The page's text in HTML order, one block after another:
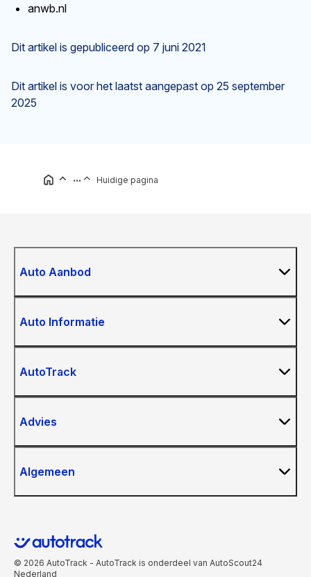
anwb.nl
Dit artikel is gepubliceerd op 7 juni 2021
Dit artikel is voor het laatst aangepast op 25 september
2025
... Huidige pagina
Auto Aanbod
Auto Informatie
AutoTrack
Advies
Algemeen
© 2026 AutoTrack - AutoTrack is onderdeel van AutoScout24
Nederland